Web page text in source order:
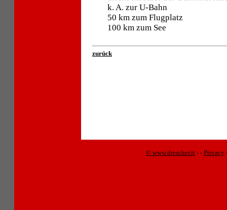
k. A. zur U-Bahn
50 km zum Flugplatz
100 km zum See
zurück
© www.drescher.it - - Privacy